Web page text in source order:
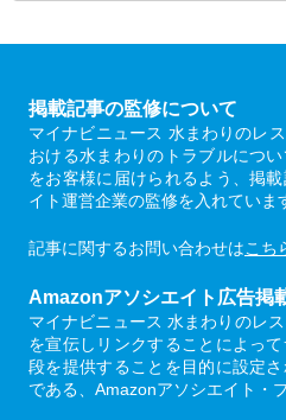
掲載記事の監修について
マイナビニュース 水まわりのレ
おける水まわりのトラブルにつ
をお客様に届けられるよう、掲
イト運営企業の監修を入れていま
記事に関するお問い合わせはこち
Amazonアソシエイト広告掲
マイナビニュース 水まわりのレ
を宣伝しリンクすることによっ
段を提供することを目的に設定
である、Amazonアソシエイト・